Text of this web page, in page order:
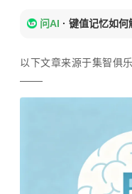
问AI · 键值记忆如何
以下文章来源于集智俱